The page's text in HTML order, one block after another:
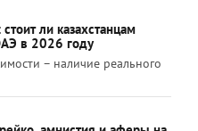
ли казахстанцам
в 2026 году
– наличие реального